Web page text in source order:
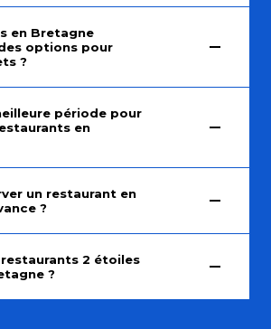
en Bretagne
options pour
?
période pour
en
un restaurant en
?
2 étoiles
?